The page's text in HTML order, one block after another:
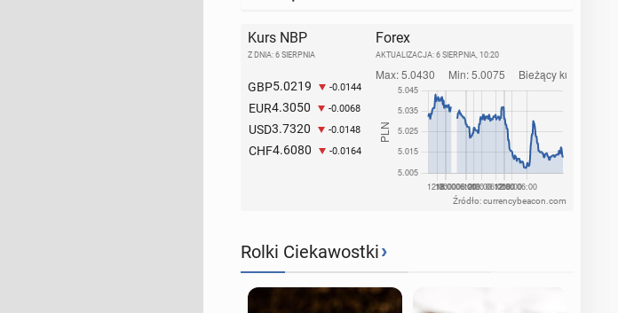
Kurs NBP
Z DNIA: 6 SIERPNIA
GBP5.0219 -0.0144
EUR4.3050 -0.0068
USD3.7320 -0.0148
CHF4.6080 -0.0164
Forex
AKTUALIZACJA: 6 SIERPNIA, 10:20
Źródło: currencybeacon.com
Rolki Ciekawostki›